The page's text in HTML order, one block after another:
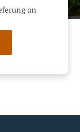
an